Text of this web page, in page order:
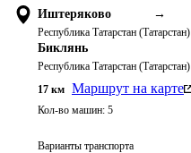
Иштеряково →
Республика Татарстан (Татарстан)
Биклянь
Республика Татарстан (Татарстан)
17 км Маршрут на карте
Кол-во машин: 5
Варианты транспорта